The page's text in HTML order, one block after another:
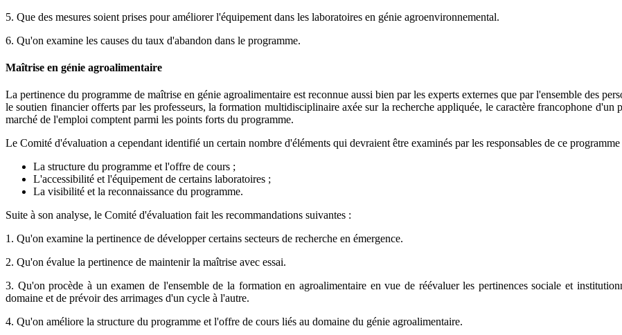
5. Que des mesures soient prises pour améliorer l'équipement dans les laboratoires en génie agroenvironnemental.
6. Qu'on examine les causes du taux d'abandon dans le programme.
Maîtrise en génie agroalimentaire
La pertinence du programme de maîtrise en génie agroalimentaire est reconnue aussi bien par les experts externes que par l'ensemble des
le soutien financier offerts par les professeurs, la formation multidisciplinaire axée sur la recherche appliquée, le caractère francophone
marché de l'emploi comptent parmi les points forts du programme.
Le Comité d'évaluation a cependant identifié un certain nombre d'éléments qui devraient être examinés par les responsables de ce programme
La structure du programme et l'offre de cours ;
L'accessibilité et l'équipement de certains laboratoires ;
La visibilité et la reconnaissance du programme.
Suite à son analyse, le Comité d'évaluation fait les recommandations suivantes :
1. Qu'on examine la pertinence de développer certains secteurs de recherche en émergence.
2. Qu'on évalue la pertinence de maintenir la maîtrise avec essai.
3. Qu'on procède à un examen de l'ensemble de la formation en agroalimentaire en vue de réévaluer les pertinences sociale et
domaine et de prévoir des arrimages d'un cycle à l'autre.
4. Qu'on améliore la structure du programme et l'offre de cours liés au domaine du génie agroalimentaire.